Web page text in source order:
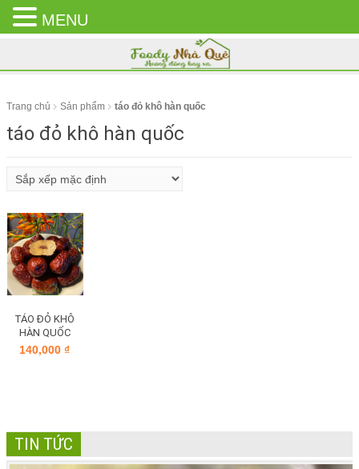
CLOSE
MENU
Trang chủ Sản phẩm táo đỏ khô hàn quốc
táo đỏ khô hàn quốc
TÁO ĐỎ KHÔ
HÀN QUỐC
140,000₫
TIN TỨC
MENU